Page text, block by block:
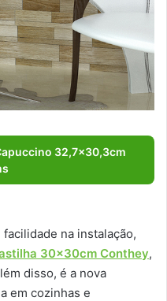
32,7×30,3cm
na instalação,
30x30cm Conthey,
disso, é a nova
em cozinhas e